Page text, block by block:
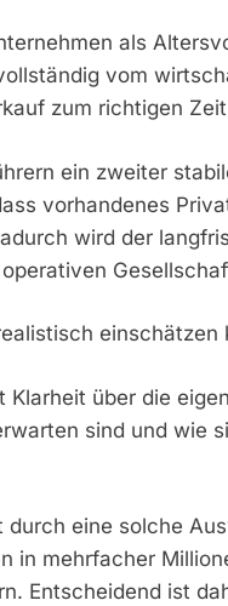
als
vom
zum richtigen
ein zweiter
vorhandenes
wird der
einschätzen
Klarheit über die
sind und wie
eine solche
in mehrfacher
Entscheidend ist